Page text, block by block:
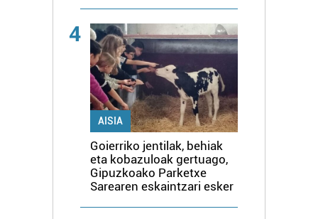
4
AISIA
Goierriko jentilak, behiak
eta kobazuloak gertuago,
Gipuzkoako Parketxe
Sarearen eskaintzari esker